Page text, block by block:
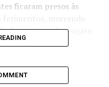
ficaram presos às
ferimentos, morrendo
das equipes de resgate.
até a conclusão dos
Técnica